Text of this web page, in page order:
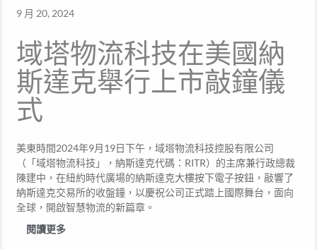
9 月 20, 2024
域塔物流科技在美國納
斯達克舉行上市敲鐘儀
式
美東時間2024年9月19日下午，域塔物流科技控股有限公司
（「域塔物流科技」，納斯達克代碼：RITR）的主席兼行政總裁
陳建中，在紐約時代廣場的納斯達克大樓按下電子按鈕，敲響了
納斯達克交易所的收盤鐘，以慶祝公司正式踏上國際舞台，面向
全球，開啟智慧物流的新篇章。
閱讀更多